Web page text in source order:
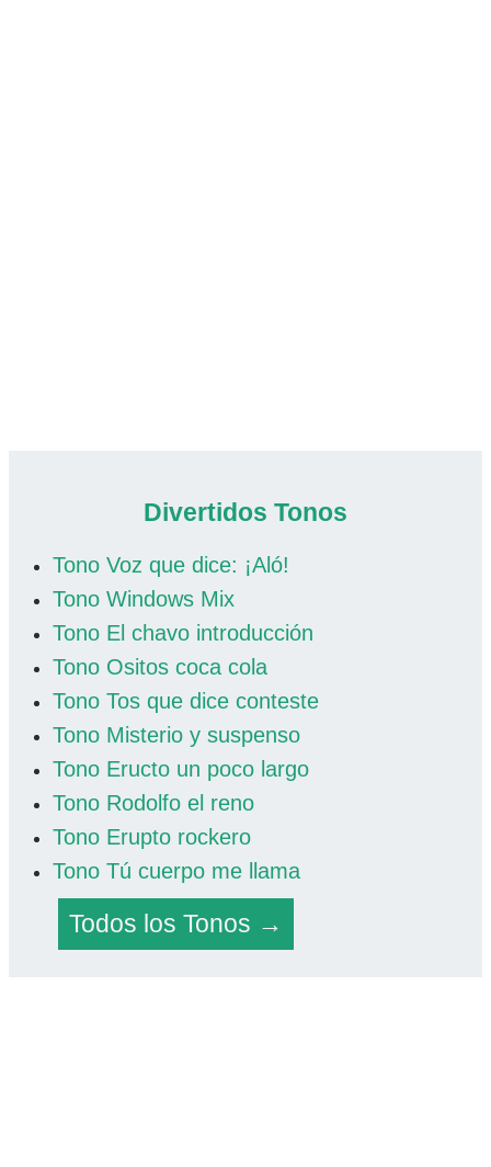
Divertidos Tonos
Tono Voz que dice: ¡Aló!
Tono Windows Mix
Tono El chavo introducción
Tono Ositos coca cola
Tono Tos que dice conteste
Tono Misterio y suspenso
Tono Eructo un poco largo
Tono Rodolfo el reno
Tono Erupto rockero
Tono Tú cuerpo me llama
Todos los Tonos →